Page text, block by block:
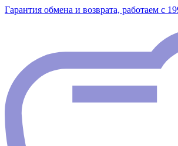
Гарантия обмена и возврата, работаем с